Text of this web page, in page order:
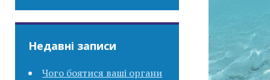
Недавні записи
Чого боятися ваші органи